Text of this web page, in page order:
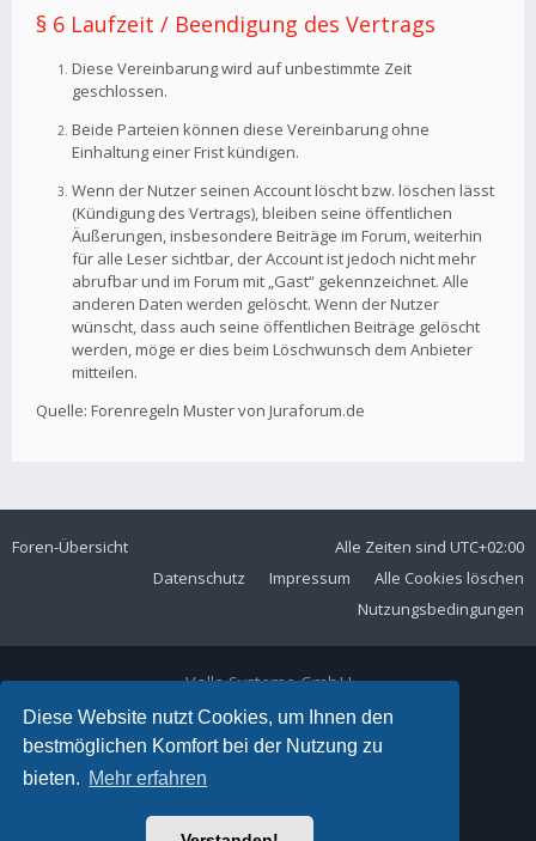
Diese Website nutzt Cookies, um Ihnen den
bestmöglichen Komfort bei der Nutzung zu
bieten. Mehr erfahren
§ 6 Laufzeit / Beendigung des Vertrags
Diese Vereinbarung wird auf unbestimmte Zeit
geschlossen.
Beide Parteien können diese Vereinbarung ohne
Einhaltung einer Frist kündigen.
Wenn der Nutzer seinen Account löscht bzw. löschen lässt
(Kündigung des Vertrags), bleiben seine öffentlichen
Äußerungen, insbesondere Beiträge im Forum, weiterhin
für alle Leser sichtbar, der Account ist jedoch nicht mehr
abrufbar und im Forum mit „Gast“ gekennzeichnet. Alle
anderen Daten werden gelöscht. Wenn der Nutzer
wünscht, dass auch seine öffentlichen Beiträge gelöscht
werden, möge er dies beim Löschwunsch dem Anbieter
mitteilen.
Quelle: Forenregeln Muster von Juraforum.de
Foren-Übersicht Alle Zeiten sind UTC+02:00
Alle Cookies löschen
Impressum
Datenschutz
Nutzungsbedingungen
Volla Systeme GmbH
Kölner Straße 102
42897 Remscheid
Telefon:+49 2191 59897 61
E-Mail: